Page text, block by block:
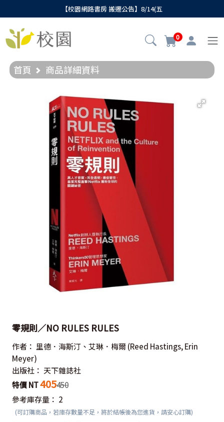
【校園網路書房 搬遷公告】8/14(五
0
首頁 商品詳細資料
零規則／NO RULES RULES
作者： 里德．海斯汀、艾琳．梅爾 (Reed Hastings, Erin
Meyer)
出版社： 天下雜誌社
特價 NT405450
參考庫存量： 2
(可訂購商品，若庫存數量不足，將於結帳後為您進貨，請安心訂購)